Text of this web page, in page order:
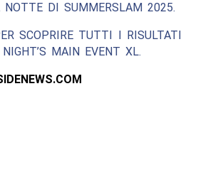
NOTTE DI SUMMERSLAM 2025.
SCOPRIRE TUTTI I RISULTATI
MAIN EVENT XL.